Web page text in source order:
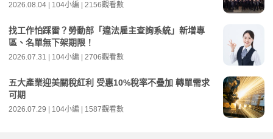
2026.08.04 | 104小編 | 2156觀看數
找工作怕踩雷？勞動部「違法雇主查詢系統」新增專
區、名單無下架期限！
2026.07.31 | 104小編 | 2706觀看數
五大產業迎美關稅紅利 受惠10%稅率不疊加 轉單需求
可期
2026.07.29 | 104小編 | 1587觀看數